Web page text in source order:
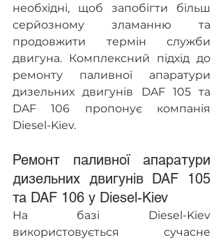
необхідні, щоб запобігти більш
серйозному зламанню та
продовжити термін служби
двигуна. Комплексний підхід до
ремонту паливної апаратури
дизельних двигунів DAF 105 та
DAF 106 пропонує компанія
Diesel-Kiev.
Ремонт паливної апаратури
дизельних двигунів DAF 105
та DAF 106 у Diesel-Kiev
На базі Diesel-Kiev
використовується сучасне